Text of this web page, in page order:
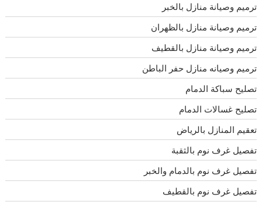
ترميم وصيانة منازل بالخبر
ترميم وصيانة منازل بالظهران
ترميم وصيانة منازل بالقطيف
ترميم وصيانه منازل حفر الباطن
تصليح سباكة الدمام
تصليح غسالات الدمام
تعقيم المنازل بالرياض
تفصيل غرف نوم بالثقبة
تفصيل غرف نوم بالدمام والخبر
تفصيل غرف نوم بالقطيف